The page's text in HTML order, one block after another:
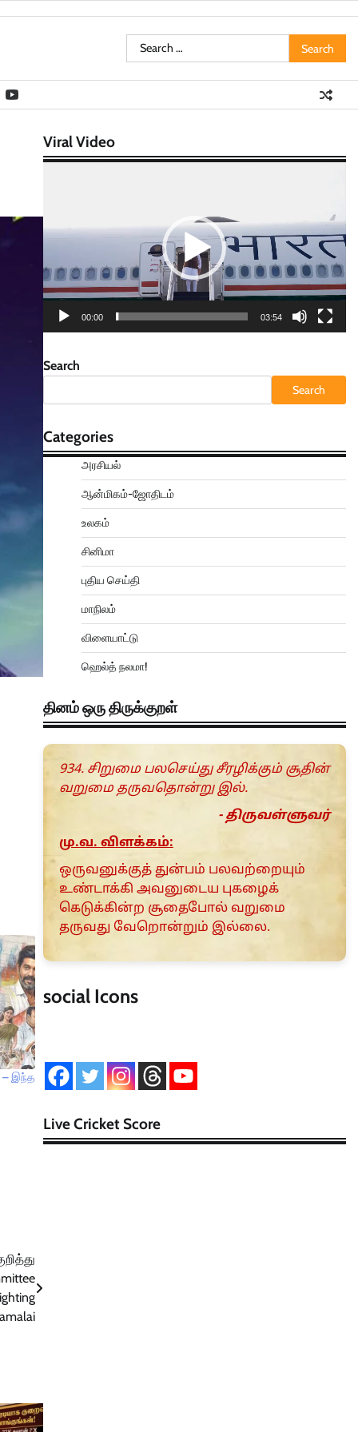
Search
for:
– இந்த
Viral Video
00:00 03:54
Search
Search
Categories
அரசியல்
ஆன்மிகம்-ஜோதிடம்
உலகம்
சினிமா
புதிய செய்தி
மாநிலம்
விளையாட்டு
ஹெல்த் நலமா!
தினம் ஒரு திருக்குறள்
934. சிறுமை பலசெய்து சீரழிக்கும் சூதின்
வறுமை தருவதொன்று இல்.
- திருவள்ளுவர்
மு.வ. விளக்கம்:
ஒருவனுக்குத் துன்பம் பலவற்றையும்
உண்டாக்கி அவனுடைய புகழைக்
கெடுக்கின்ற சூதைபோல் வறுமை
தருவது வேறொன்றும் இல்லை.
social Icons
Live Cricket Score